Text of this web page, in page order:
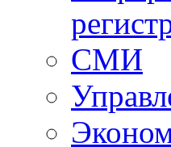
СМИ